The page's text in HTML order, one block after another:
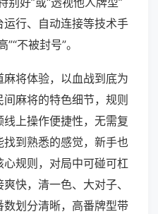
行、自动连接等技术手
不被封号”。
将体验，以血战到底为
麻将的特色细节，规则
上操作便捷性，无需复
到熟悉的感觉，新手也
规则，对局中可碰可杠
快，清一色、大对子、
划分清晰，高番牌型带